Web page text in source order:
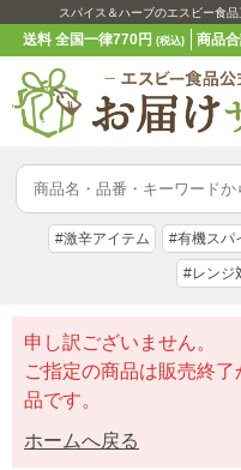
スパイス＆ハーブのエスビー食
送料 全国一律770円(税込) 商品
#激辛アイテム #有機スパ
#レンジ
申し訳ございません。
ご指定の商品は販売終
品です。
ホームへ戻る